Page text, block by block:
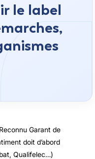
le label
Garant de
doit d’abord
Qualifelec…)